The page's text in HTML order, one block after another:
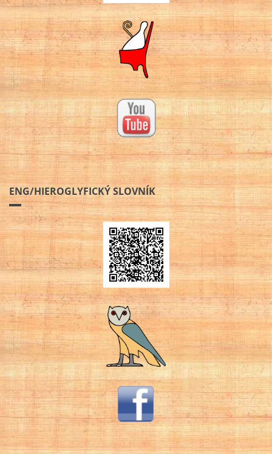
ENG/HIEROGLYFICKÝ SLOVNÍK